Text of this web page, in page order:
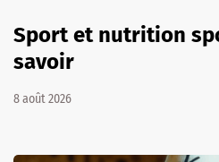
Sport et nutrition
savoir
8 août 2026